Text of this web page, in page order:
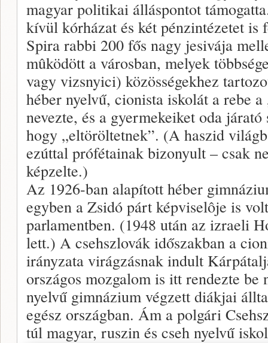
magyar politikai álláspontot
kívül kórházat és két pénzintézetet is
Spira rabbi 200 fős nagy jesivája
mûködött a városban, melyek
vagy vizsnyici) közösségekhez
héber nyelvű, cionista iskolát a rebe a
nevezte, és a gyermekeiket oda
hogy „eltöröltetnek”. (A haszid
ezúttal prófétainak bizonyult – csak
képzelte.)
Az 1926-ban alapított héber
egyben a Zsidó párt képviselôje is
parlamentben. (1948 után az izraeli
lett.) A csehszlovák időszakban a
irányzata virágzásnak indult
országos mozgalom is itt rendezte be
nyelvű gimnázium végzett diákjai
egész országban. Ám a polgári
túl magyar, ruszin és cseh nyelvű